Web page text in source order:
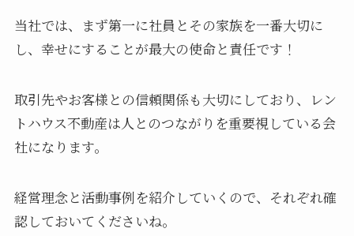
当社では、まず第一に社員とその家族を一番大切に
し、幸せにすることが最大の使命と責任です！
取引先やお客様との信頼関係も大切にしており、レン
トハウス不動産は人とのつながりを重要視している会
社になります。
経営理念と活動事例を紹介していくので、それぞれ確
認しておいてくださいね。